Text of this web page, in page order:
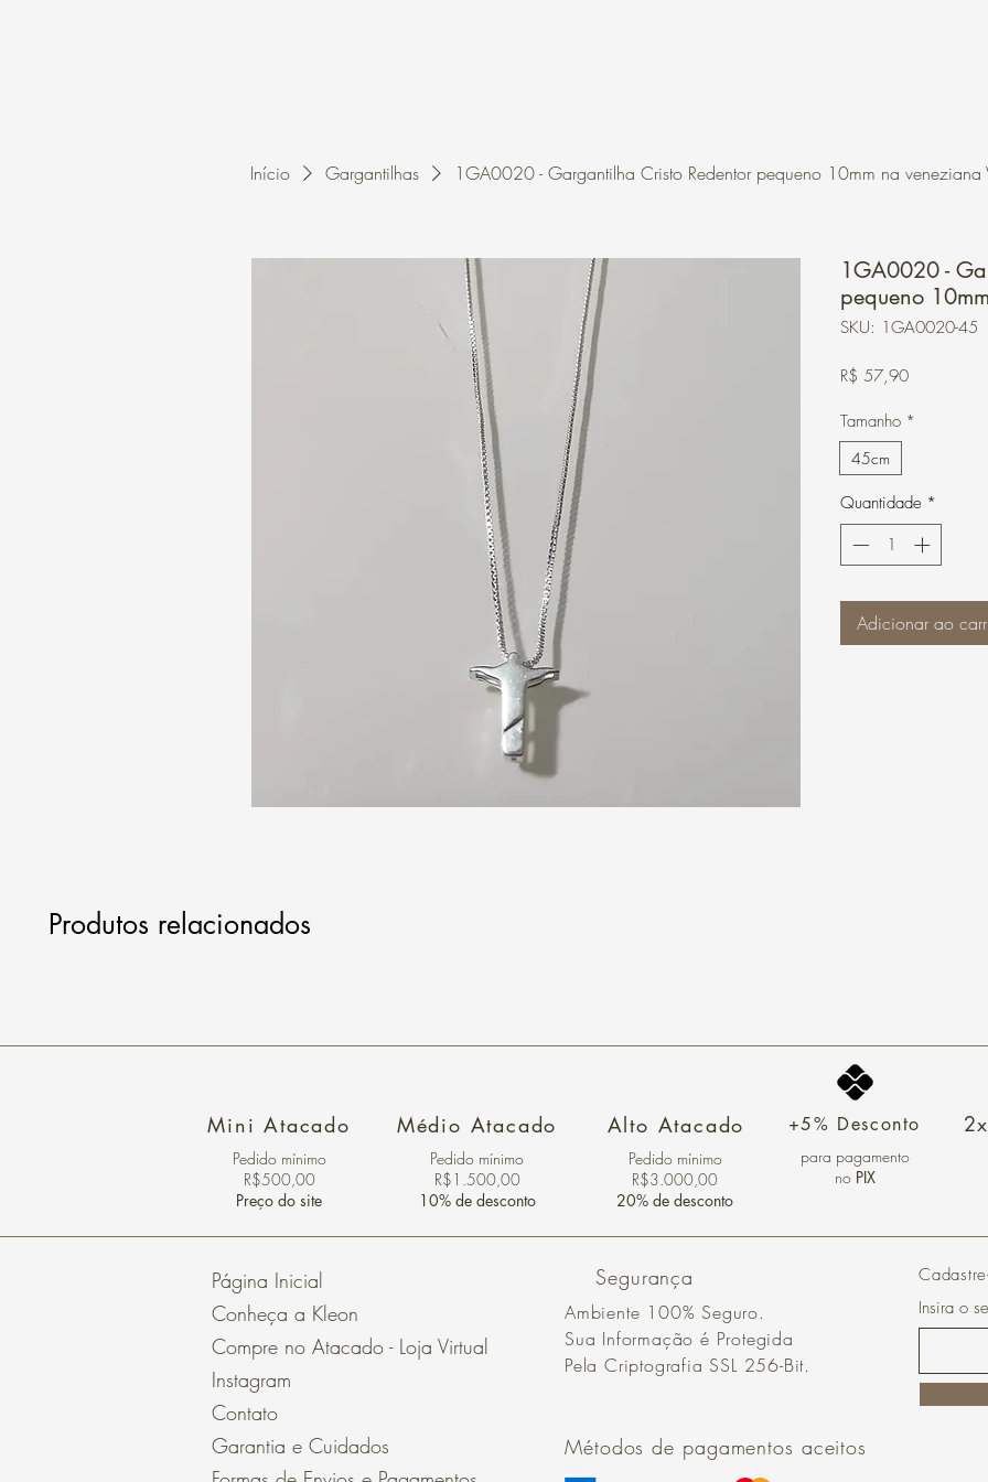
Início Gargantilhas 1GA0020 - Gargantilha Cristo Redentor pequeno 10mm na veneziana
1GA0020 -
pequeno
SKU: 1GA0020-45
R$ 57,90Preço
Tamanho *
45cm
Quantidade *
Adicionar ao
Produtos relacionados
Mini Atacado
Pedido ​mínimo
R$500,00
Preço do site
Médio Atacado
Pedido mínimo
R$1.500,00
10% de desconto
Alto Atacado
Pedido mínimo
R$3.000,00
20% de desconto
+5% Desconto
para pagamento
no PIX
Página Inicial
Conheça a Kleon
Compre no Atacado - Loja Virtual
Instagram
Contato
Garantia e Cuidados
Segurança
Ambiente 100% Seguro.
Sua Informação é Protegida
Pela Criptografia SSL 256-Bit.
Métodos de pagamentos aceitos
Insira o